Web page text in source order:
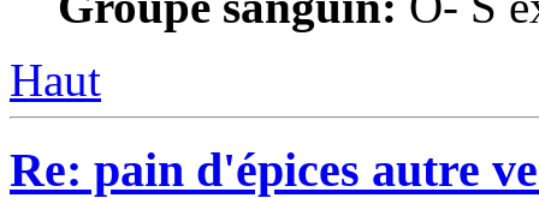
Haut
Re: pain d'épices autre